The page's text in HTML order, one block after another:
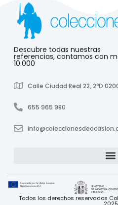
Descubre todas nuestras
referencias, contamos con
10.000
Calle Ciudad Real 22, 2ºD
655 965 980
Todos los derechos reservados